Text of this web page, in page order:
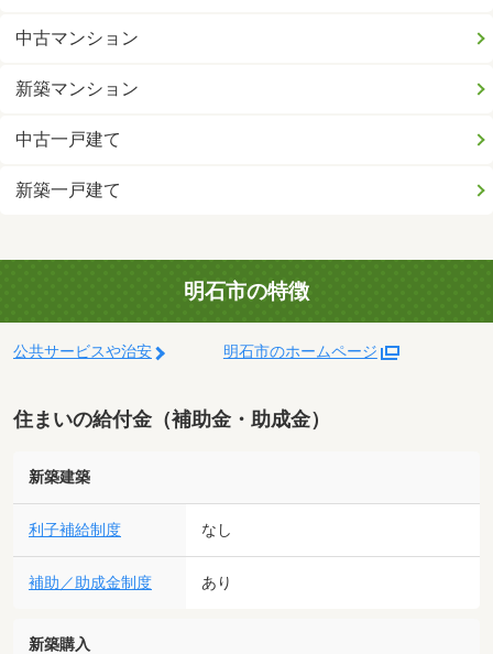
中古マンション
新築マンション
中古一戸建て
新築一戸建て
明石市の特徴
公共サービスや治安 明石市のホームページ
住まいの給付金（補助金・助成金）
新築建築
利子補給制度 なし
補助／助成金制度 あり
新築購入